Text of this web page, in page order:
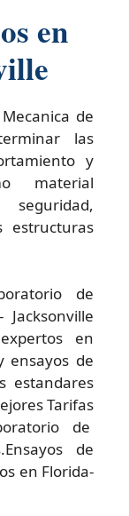
en
de
las
y
material
estructuras
de
en
ensayos de
estandares
Tarifas
de
de
en Florida-